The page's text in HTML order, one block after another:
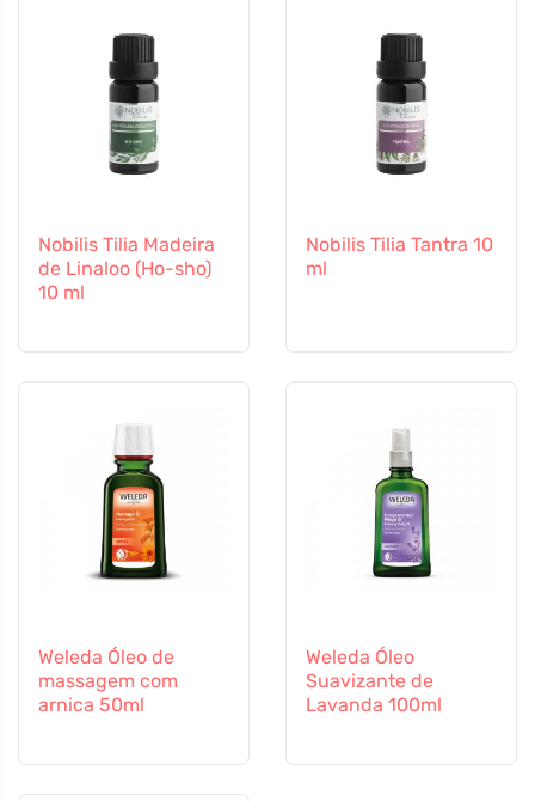
Nobilis Tilia Madeira
de Linaloo (Ho-sho)
10 ml
Nobilis Tilia Tantra 10
ml
Weleda Óleo de
massagem com
arnica 50ml
Weleda Óleo
Suavizante de
Lavanda 100ml